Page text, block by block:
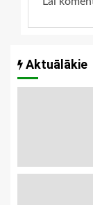
Aktuālākie